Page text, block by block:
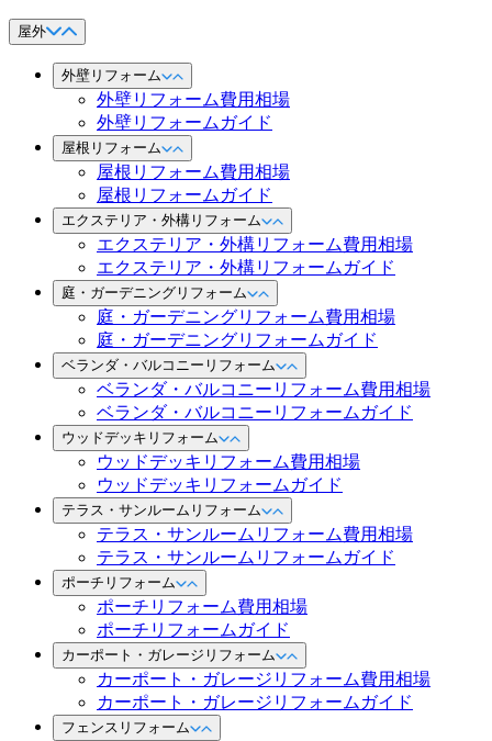
屋外
外壁リフォーム
外壁リフォーム費用相場
外壁リフォームガイド
屋根リフォーム
屋根リフォーム費用相場
屋根リフォームガイド
エクステリア・外構リフォーム
エクステリア・外構リフォーム費用相場
エクステリア・外構リフォームガイド
庭・ガーデニングリフォーム
庭・ガーデニングリフォーム費用相場
庭・ガーデニングリフォームガイド
ベランダ・バルコニーリフォーム
ベランダ・バルコニーリフォーム費用相場
ベランダ・バルコニーリフォームガイド
ウッドデッキリフォーム
ウッドデッキリフォーム費用相場
ウッドデッキリフォームガイド
テラス・サンルームリフォーム
テラス・サンルームリフォーム費用相場
テラス・サンルームリフォームガイド
ポーチリフォーム
ポーチリフォーム費用相場
ポーチリフォームガイド
カーポート・ガレージリフォーム
カーポート・ガレージリフォーム費用相場
カーポート・ガレージリフォームガイド
フェンスリフォーム